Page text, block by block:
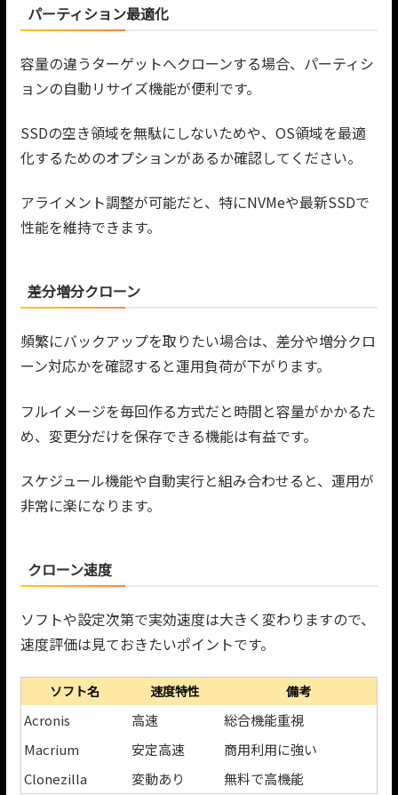
パーティション最適化
容量の違うターゲットへクローンする場合、パーティシ
ョンの自動リサイズ機能が便利です。
SSDの空き領域を無駄にしないためや、OS領域を最適
化するためのオプションがあるか確認してください。
アライメント調整が可能だと、特にNVMeや最新SSDで
性能を維持できます。
差分増分クローン
頻繁にバックアップを取りたい場合は、差分や増分クロ
ーン対応かを確認すると運用負荷が下がります。
フルイメージを毎回作る方式だと時間と容量がかかるた
め、変更分だけを保存できる機能は有益です。
スケジュール機能や自動実行と組み合わせると、運用が
非常に楽になります。
クローン速度
ソフトや設定次第で実効速度は大きく変わりますので、
速度評価は見ておきたいポイントです。
ソフト名 速度特性 備考
Acronis 高速
総合機能重視
Macrium
安定高速
商用利用に強い
Clonezilla
変動あり 無料で高機能